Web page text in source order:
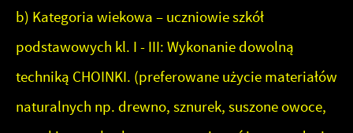
b) Kategoria wiekowa – uczniowie szkół
podstawowych kl. I - III: Wykonanie dowolną
techniką CHOINKI. (preferowane użycie materiałów
naturalnych np. drewno, sznurek, suszone owoce,